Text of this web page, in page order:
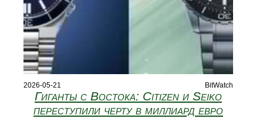
2026-05-21 BitWatch
Гиганты с Востока: Citizen и Seiko
переступили черту в миллиард евро